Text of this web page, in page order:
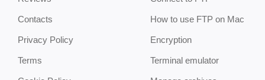
Contacts
Privacy Policy
Terms
How to use FTP on Mac
Encryption
Terminal emulator